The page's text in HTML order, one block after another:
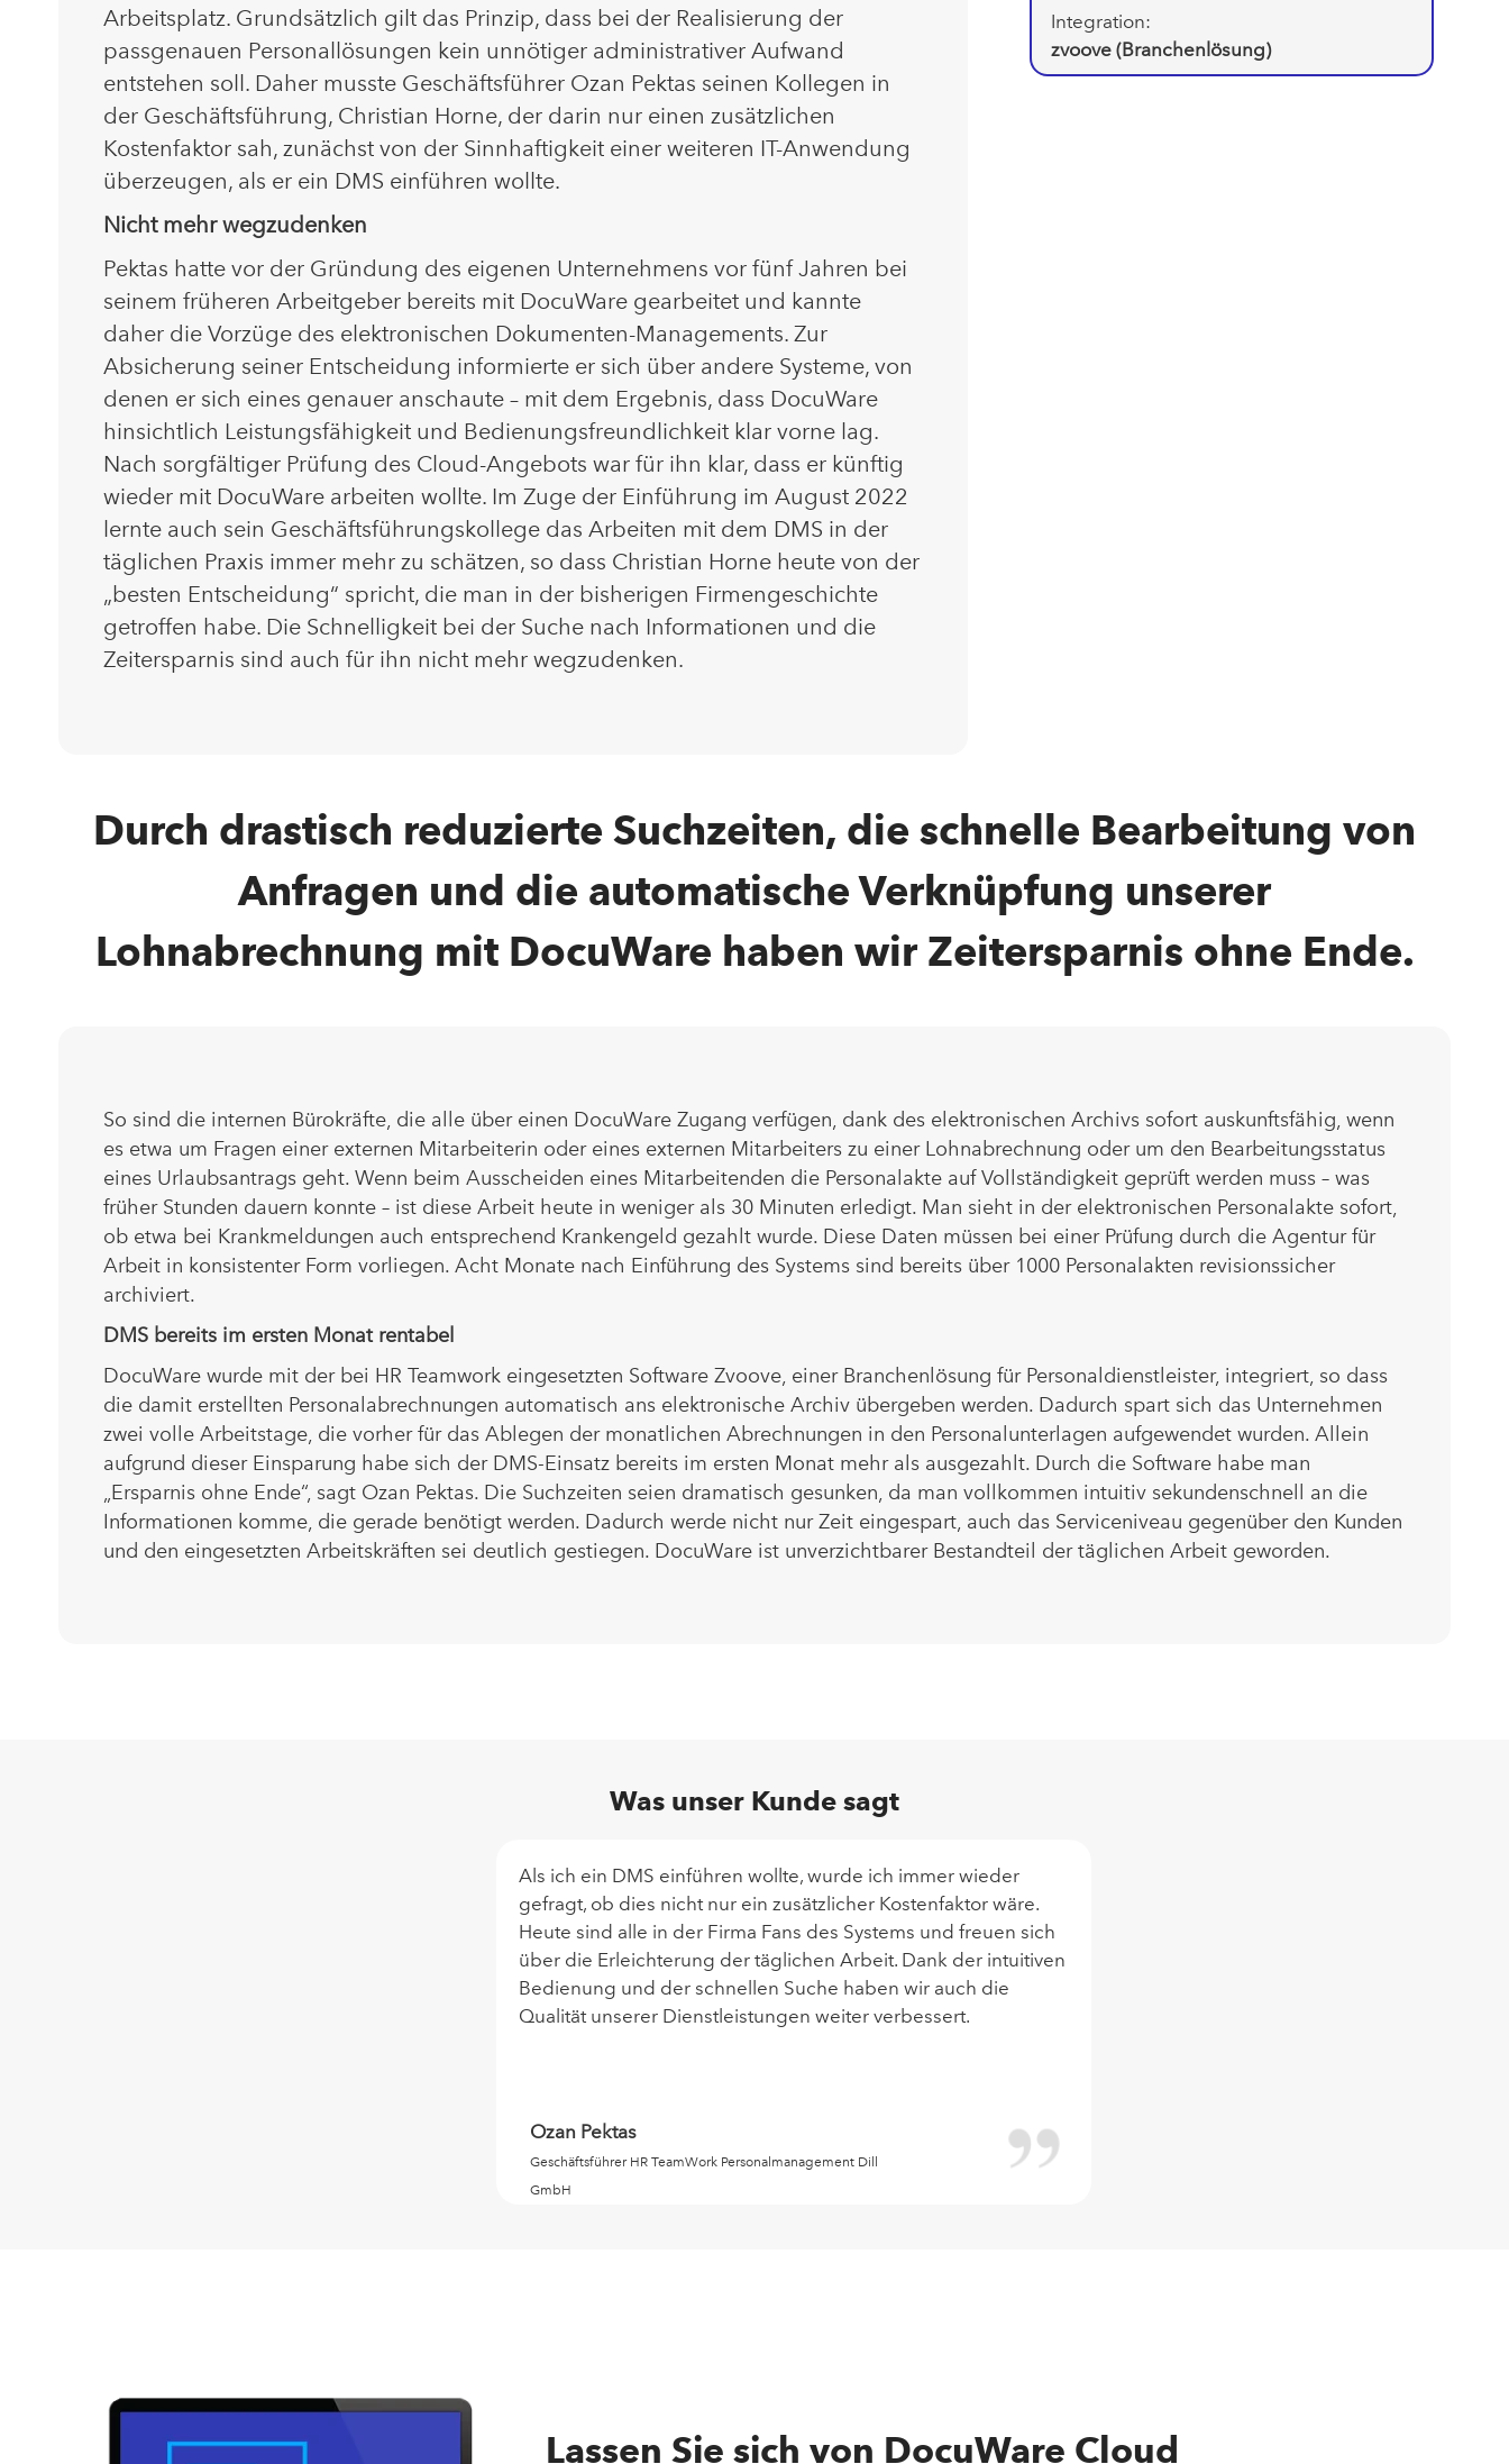
Arbeitsplatz. Grundsätzlich gilt das Prinzip, dass bei der Realisierung der
passgenauen Personallösungen kein unnötiger administrativer Aufwand
entstehen soll. Daher musste Geschäftsführer Ozan Pektas seinen Kollegen in
der Geschäftsführung, Christian Horne, der darin nur einen zusätzlichen
Kostenfaktor sah, zunächst von der Sinnhaftigkeit einer weiteren IT-Anwendung
überzeugen, als er ein DMS einführen wollte.
Nicht mehr wegzudenken
Pektas hatte vor der Gründung des eigenen Unternehmens vor fünf Jahren bei
seinem früheren Arbeitgeber bereits mit DocuWare gearbeitet und kannte
daher die Vorzüge des elektronischen Dokumenten-Managements. Zur
Absicherung seiner Entscheidung informierte er sich über andere Systeme, von
denen er sich eines genauer anschaute – mit dem Ergebnis, dass DocuWare
hinsichtlich Leistungsfähigkeit und Bedienungsfreundlichkeit klar vorne lag.
Nach sorgfältiger Prüfung des Cloud-Angebots war für ihn klar, dass er künftig
wieder mit DocuWare arbeiten wollte. Im Zuge der Einführung im August 2022
lernte auch sein Geschäftsführungskollege das Arbeiten mit dem DMS in der
täglichen Praxis immer mehr zu schätzen, so dass Christian Horne heute von der
„besten Entscheidung“ spricht, die man in der bisherigen Firmengeschichte
getroffen habe. Die Schnelligkeit bei der Suche nach Informationen und die
Zeitersparnis sind auch für ihn nicht mehr wegzudenken.
Integration:
zvoove (Branchenlösung)
Durch drastisch reduzierte Suchzeiten, die schnelle Bearbeitung von
Anfragen und die automatische Verknüpfung unserer
Lohnabrechnung mit DocuWare haben wir Zeitersparnis ohne Ende.
So sind die internen Bürokräfte, die alle über einen DocuWare Zugang verfügen, dank des elektronischen Archivs sofort auskunftsfähig, wenn
es etwa um Fragen einer externen Mitarbeiterin oder eines externen Mitarbeiters zu einer Lohnabrechnung oder um den Bearbeitungsstatus
eines Urlaubsantrags geht. Wenn beim Ausscheiden eines Mitarbeitenden die Personalakte auf Vollständigkeit geprüft werden muss – was
früher Stunden dauern konnte – ist diese Arbeit heute in weniger als 30 Minuten erledigt. Man sieht in der elektronischen Personalakte sofort,
ob etwa bei Krankmeldungen auch entsprechend Krankengeld gezahlt wurde. Diese Daten müssen bei einer Prüfung durch die Agentur für
Arbeit in konsistenter Form vorliegen. Acht Monate nach Einführung des Systems sind bereits über 1000 Personalakten revisionssicher
archiviert.
DMS bereits im ersten Monat rentabel
DocuWare wurde mit der bei HR Teamwork eingesetzten Software Zvoove, einer Branchenlösung für Personaldienstleister, integriert, so dass
die damit erstellten Personalabrechnungen automatisch ans elektronische Archiv übergeben werden. Dadurch spart sich das Unternehmen
zwei volle Arbeitstage, die vorher für das Ablegen der monatlichen Abrechnungen in den Personalunterlagen aufgewendet wurden. Allein
aufgrund dieser Einsparung habe sich der DMS-Einsatz bereits im ersten Monat mehr als ausgezahlt. Durch die Software habe man
„Ersparnis ohne Ende“, sagt Ozan Pektas. Die Suchzeiten seien dramatisch gesunken, da man vollkommen intuitiv sekundenschnell an die
Informationen komme, die gerade benötigt werden. Dadurch werde nicht nur Zeit eingespart, auch das Serviceniveau gegenüber den Kunden
und den eingesetzten Arbeitskräften sei deutlich gestiegen. DocuWare ist unverzichtbarer Bestandteil der täglichen Arbeit geworden.
Was unser Kunde sagt
Als ich ein DMS einführen wollte, wurde ich immer wieder
gefragt, ob dies nicht nur ein zusätzlicher Kostenfaktor wäre.
Heute sind alle in der Firma Fans des Systems und freuen sich
über die Erleichterung der täglichen Arbeit. Dank der intuitiven
Bedienung und der schnellen Suche haben wir auch die
Qualität unserer Dienstleistungen weiter verbessert.
Ozan Pektas
Geschäftsführer HR TeamWork Personalmanagement Dill
GmbH
Lassen Sie sich von DocuWare Cloud